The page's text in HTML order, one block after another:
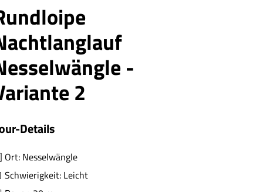
-
2
Details
Ort: Nesselwängle
Schwierigkeit: Leicht